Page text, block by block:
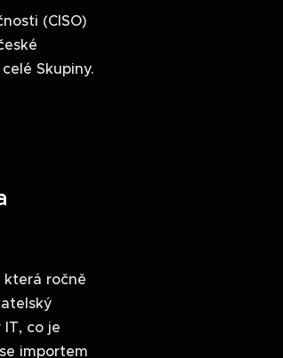
(CISO)
Skupiny.
která ročně
co je
importem